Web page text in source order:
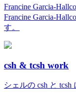
Francine Garcia-
Francine Garcia-
す。
csh & tcsh work
シェルの csh と tcsh